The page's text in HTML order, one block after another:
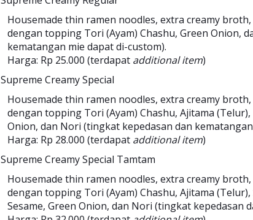
Housemade thin ramen noodles, extra creamy
dengan topping Tori (Ayam) Chashu, Green Onion,
kematangan mie dapat di-custom).
Harga: Rp 25.000 (terdapat additional item)
Supreme Creamy Special
Housemade thin ramen noodles, extra creamy
dengan topping Tori (Ayam) Chashu, Ajitama (Telur),
Onion, dan Nori (tingkat kepedasan dan
Harga: Rp 28.000 (terdapat additional item)
Supreme Creamy Special Tamtam
Housemade thin ramen noodles, extra creamy
dengan topping Tori (Ayam) Chashu, Ajitama
Sesame, Green Onion, dan Nori (tingkat kepedasan